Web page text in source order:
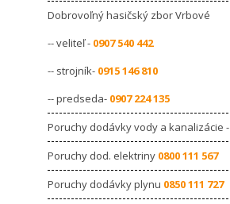
Dobrovoľný hasičský zbor Vrbové
-- veliteľ - 0907 540 442
-- strojník- 0915 146 810
-- predseda- 0907 224 135
Poruchy dodávky vody a kanalizácie -
Poruchy dod. elektriny 0800 111 567
Poruchy dodávky plynu 0850 111 727